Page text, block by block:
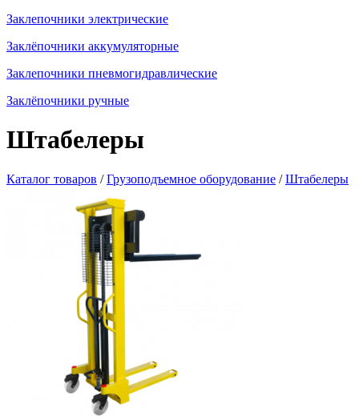
Заклепочники электрические
Заклёпочники аккумуляторные
Заклепочники пневмогидравлические
Заклёпочники ручные
Штабелеры
Каталог товаров /Грузоподъемное оборудование /Штабелеры